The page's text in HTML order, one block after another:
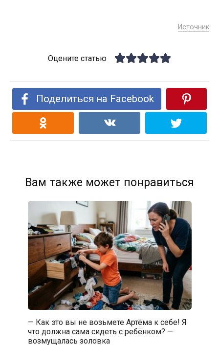
Источник
Оцените статью
Поделиться на Facebook
Вам также может понравиться
— Как это вы не возьмете Артёма к себе! Я
что должна сама сидеть с ребёнком? —
возмущалась золовка